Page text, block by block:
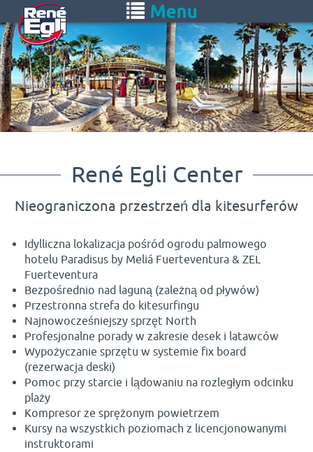
to
main
content
navigation
René Egli Center
Nieograniczona przestrzeń dla kitesurferów
Idylliczna lokalizacja pośród ogrodu palmowego
hotelu Paradisus by Meliá Fuerteventura & ZEL
Fuerteventura
Bezpośrednio nad laguną (zależną od pływów)
Przestronna strefa do kitesurfingu
Najnowocześniejszy sprzęt North
Profesjonalne porady w zakresie desek i latawców
Wypożyczanie sprzętu w systemie fix board
(rezerwacja deski)
Pomoc przy starcie i lądowaniu na rozległym odcinku
plaży
Kompresor ze sprężonym powietrzem
Kursy na wszystkich poziomach z licencjonowanymi
instruktorami